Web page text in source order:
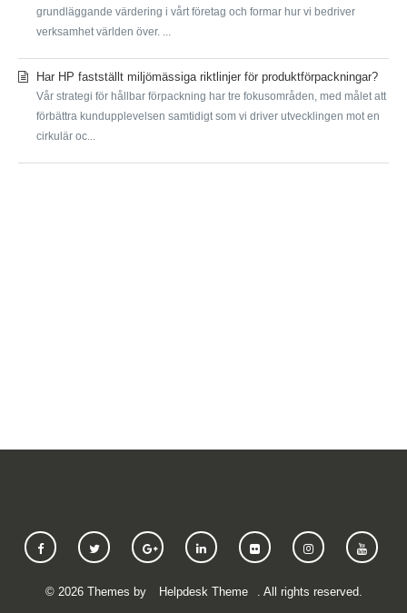
grundläggande värdering i vårt företag och formar hur vi bedriver
verksamhet världen över. ...
Har HP fastställt miljömässiga riktlinjer för produktförpackningar?
Vår strategi för hållbar förpackning har tre fokusområden, med målet att
förbättra kundupplevelsen samtidigt som vi driver utvecklingen mot en
cirkulär oc...
© 2026Themes by Helpdesk Theme . All rights reserved.